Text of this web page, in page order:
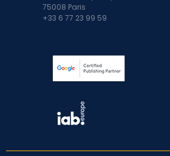
75008 Paris
+33 6 77 23 99 59